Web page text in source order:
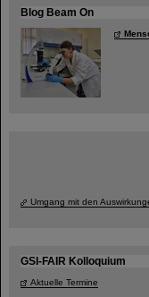
Blog Beam On
Umgang mit den
GSI-FAIR Kolloquium
Aktuelle Termine